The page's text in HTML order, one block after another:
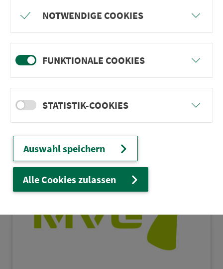
Forch­heim (Oberfr.)
91301 Forch­heim
Mo-Fr: 8:00-11:30 Uhr und
12:00-15:30 Uhr
in Karte zeigen
NOTWENDIGE COOKIES
FUNKTIONALE COOKIES
STATISTIK-COOKIES
Auswahl speichern
Alle Cookies zulassen